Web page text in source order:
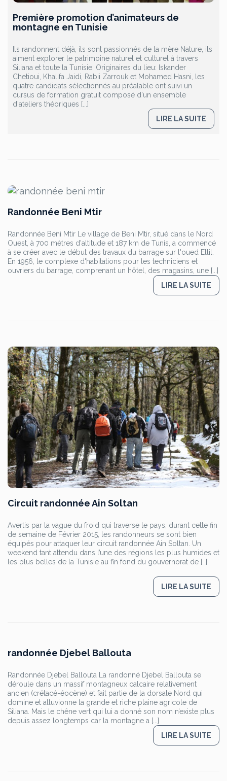
Première promotion d’animateurs de
montagne en Tunisie
Ils randonnent déjà, ils sont passionnés de la mère Nature, ils
aiment explorer le patrimoine naturel et culturel à travers
Siliana et toute la Tunisie. Originaires du lieu: Iskander
Chetioui, Khalifa Jaidi, Rabii Zarrouk et Mohamed Hasni, les
quatre candidats sélectionnés au préalable ont suivi un
cursus de formation gratuit composé d'un ensemble
d'ateliers théoriques [...]
LIRE LA SUITE
Randonnée Beni Mtir
Randonnée Beni Mtir Le village de Beni Mtir, situé dans le Nord
Ouest, à 700 mètres d'altitude et 187 km de Tunis, a commencé
à se créer avec le début des travaux du barrage sur l'oued Ellil.
En 1956, le complexe d'habitations pour les techniciens et
ouvriers du barrage, comprenant un hôtel, des magasins, une [...]
LIRE LA SUITE
Circuit randonnée Ain Soltan
Avertis par la vague du froid qui traverse le pays, durant cette fin
de semaine de Février 2015, les randonneurs se sont bien
équipés pour attaquer leur circuit randonnée Ain Soltan. Un
weekend tant attendu dans l’une des régions les plus humides et
les plus belles de la Tunisie au fin fond du gouvernorat de […]
LIRE LA SUITE
randonnée Djebel Ballouta
Randonnée Djebel Ballouta La randonné Djebel Ballouta se
déroule dans un massif montagneux calcaire relativement
ancien (crétacé-éocène) et fait partie de la dorsale Nord qui
domine et alluvionne la grande et riche plaine agricole de
Siliana. Mais le chêne vert qui lui a donné son nom n’existe plus
depuis assez longtemps car la montagne a [...]
LIRE LA SUITE